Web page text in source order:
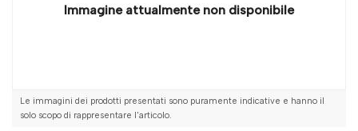
Immagine attualmente non disponibile
Le immagini dei prodotti presentati sono puramente indicative e hanno il
solo scopo di rappresentare l'articolo.